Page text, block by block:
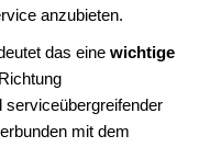
anzubieten.
das eine wichtige
serviceübergreifender
mit dem